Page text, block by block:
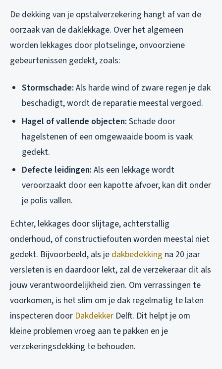
De dekking van je opstalverzekering hangt af van de
oorzaak van de daklekkage. Over het algemeen
worden lekkages door plotselinge, onvoorziene
gebeurtenissen gedekt, zoals:
Stormschade: Als harde wind of zware regen je dak
beschadigt, wordt de reparatie meestal vergoed.
Hagel of vallende objecten: Schade door
hagelstenen of een omgewaaide boom is vaak
gedekt.
Defecte leidingen: Als een lekkage wordt
veroorzaakt door een kapotte afvoer, kan dit onder
je polis vallen.
Echter, lekkages door slijtage, achterstallig
onderhoud, of constructiefouten worden meestal niet
gedekt. Bijvoorbeeld, als je dakbedekking na 20 jaar
versleten is en daardoor lekt, zal de verzekeraar dit als
jouw verantwoordelijkheid zien. Om verrassingen te
voorkomen, is het slim om je dak regelmatig te laten
inspecteren door Dakdekker Delft. Dit helpt je om
kleine problemen vroeg aan te pakken en je
verzekeringsdekking te behouden.